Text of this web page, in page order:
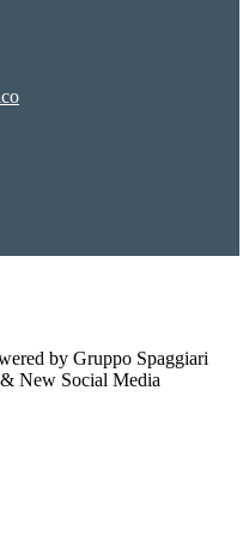
by Gruppo Spaggiari
New Social Media